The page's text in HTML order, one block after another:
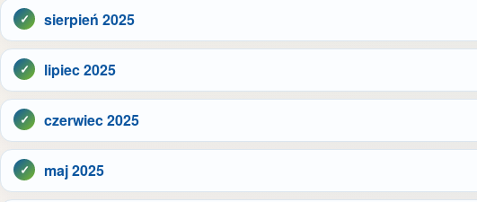
sierpień 2025
lipiec 2025
czerwiec 2025
maj 2025